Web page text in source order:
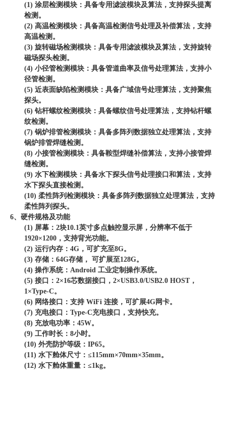
(1) 涂层检测模块：具备专用滤波模块及算法，支持探头提离
检测。
(2) 高温检测模块：具备高温检测信号处理及补偿算法，支持
高温检测。
(3) 旋转磁场检测模块：具备专用滤波模块及算法，支持旋转
磁场探头检测。
(4) 小径管检测模块：具备管道曲率及信号处理算法，支持小
径管检测。
(5) 近表面缺陷检测模块：具备广域信号处理算法，支持聚焦
探头。
(6) 钻杆螺纹检测模块：具备螺纹信号处理算法，支持钻杆螺
纹检测。
(7) 锅炉排管检测模块：具备多阵列数据独立处理算法，支持
锅炉排管焊缝检测。
(8) 小接管检测模块：具备鞍型焊缝补偿算法，支持小接管焊
缝检测。
(9) 水下检测模块：具备水下探头信号处理接口和算法，支持
水下探头直接检测。
(10) 柔性阵列检测模块：具备多阵列数据独立处理算法，支持
柔性阵列探头。
6、硬件规格及功能
(1) 屏幕：2块10.1英寸多点触控显示屏，分辨率不低于
1920×1200，支持背光功能。
(2) 运行内存：4G，可扩充至8G。
(3) 存储：64G存储， 可扩展至128G。
(4) 操作系统：Android 工业定制操作系统。
(5) 接口：2×16芯数据接口，2×USB3.0/USB2.0 HOST，
1×Type-C。
(6) 网络接口：支持 WiFi 连接，可扩展4G网卡。
(7) 充电接口：Type-C充电接口，支持快充。
(8) 充放电功率：45W。
(9) 工作时长：8小时。
(10) 外壳防护等级：IP65。
(11) 水下舱体尺寸：≤115mm×70mm×35mm。
(12) 水下舱体重量：≤1kg。